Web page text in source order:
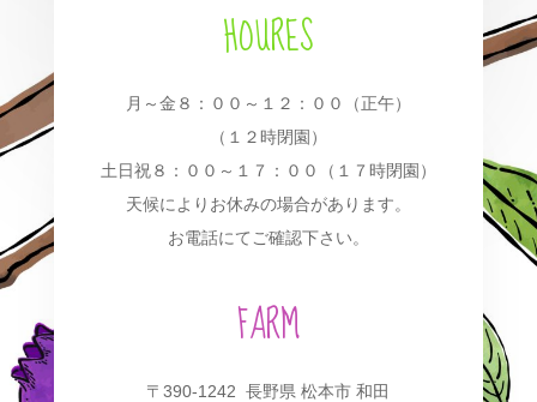
HOURES
月～金８：００～１２：００（正午）
（１２時閉園）
土日祝８：００～１７：００（１７時閉園）
天候によりお休みの場合があります。
お電話にてご確認下さい。
FARM
〒390-1242 長野県 松本市 和田